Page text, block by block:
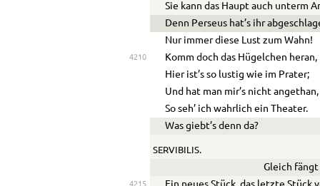
Sie kann das Haupt auch unterm
Denn Perseus hat’s ihr
Nur immer diese Lust zum Wahn!
4210
Komm doch das Hügelchen heran,
Hier ist’s so lustig wie im Prater;
Und hat man mir’s nicht angethan,
So seh’ ich wahrlich ein Theater.
Was giebt’s denn da?
SERVIBILIS.
Gleich fängt
4215